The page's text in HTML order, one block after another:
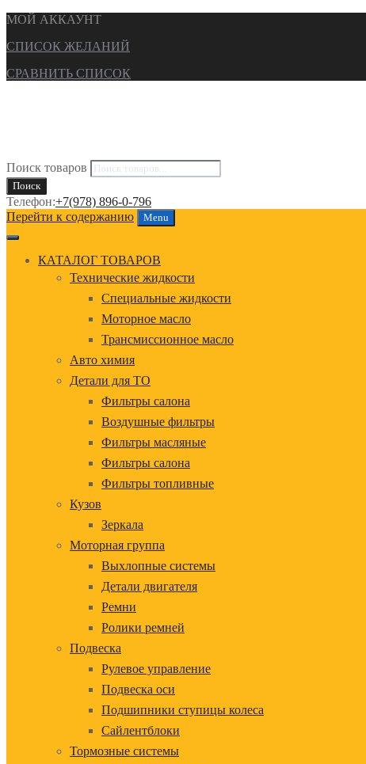
МОЙ АККАУНТ
СПИСОК ЖЕЛАНИЙ
СРАВНИТЬ СПИСОК
Поиск товаров
Поиск
Телефон:+7(978) 896-0-796
Перейти к содержанию
Menu
КАТАЛОГ ТОВАРОВ
Технические жидкости
Специальные жидкости
Моторное масло
Трансмиссионное масло
Авто химия
Детали для ТО
Фильтры салона
Воздушные фильтры
Фильтры масляные
Фильтры салона
Фильтры топливные
Кузов
Зеркала
Моторная группа
Выхлопные системы
Детали двигателя
Ремни
Ролики ремней
Подвеска
Рулевое управление
Подвеска оси
Подшипники ступицы колеса
Сайлентблоки
Тормозные системы